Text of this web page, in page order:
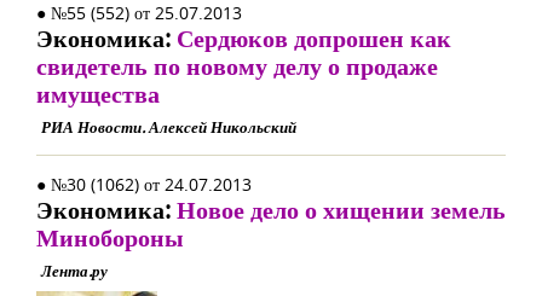
● №55 (552) от 25.07.2013
Экономика: Сердюков допрошен как
свидетель по новому делу о продаже
имущества
РИА Новости. Алексей Никольский
● №30 (1062) от 24.07.2013
Экономика:Новое дело о хищении земель
Минобороны
Лента.ру